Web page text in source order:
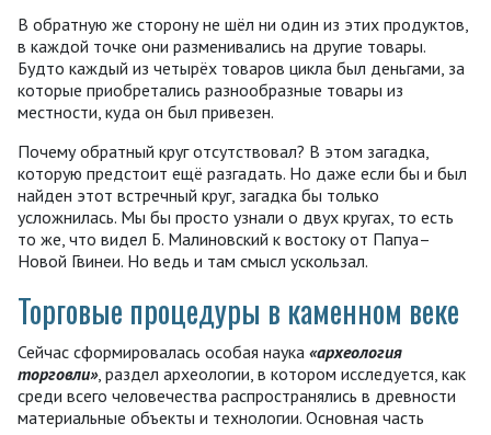
В обратную же сторону не шёл ни один из этих продуктов,
в каждой точке они разменивались на другие товары.
Будто каждый из четырёх товаров цикла был деньгами, за
которые приобретались разнообразные товары из
местности, куда он был привезен.
Почему обратный круг отсутствовал? В этом загадка,
которую предстоит ещё разгадать. Но даже если бы и был
найден этот встречный круг, загадка бы только
усложнилась. Мы бы просто узнали о двух кругах, то есть
то же, что видел Б. Малиновский к востоку от Папуа–
Новой Гвинеи. Но ведь и там смысл ускользал.
Торговые процедуры в каменном веке
Сейчас сформировалась особая наука «археология
торговли», раздел археологии, в котором исследуется, как
среди всего человечества распространялись в древности
материальные объекты и технологии. Основная часть